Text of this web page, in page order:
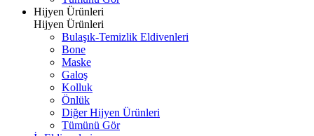
Hijyen Ürünleri
Hijyen Ürünleri
Bulaşık-Temizlik Eldivenleri
Bone
Maske
Galoş
Kolluk
Önlük
Diğer Hijyen Ürünleri
Tümünü Gör